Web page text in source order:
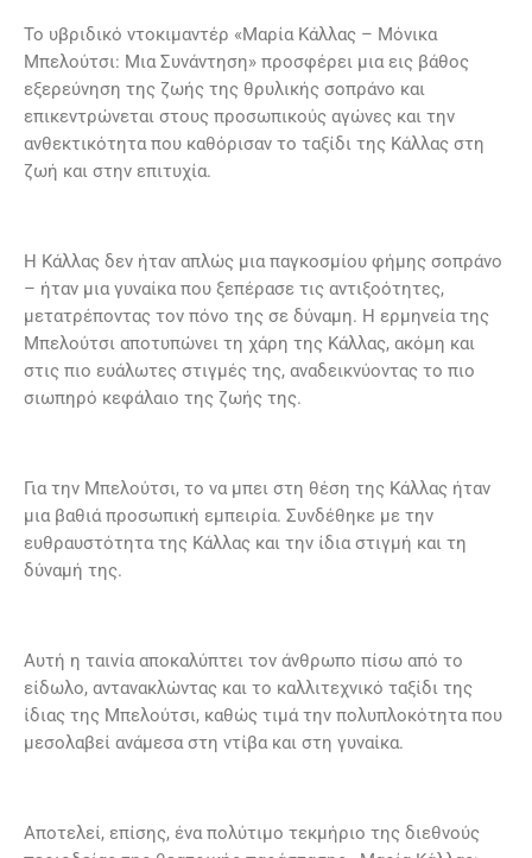
Το υβριδικό ντοκιμαντέρ «Μαρία Κάλλας – Μόνικα
Μπελούτσι: Μια Συνάντηση» προσφέρει μια εις βάθος
εξερεύνηση της ζωής της θρυλικής σοπράνο και
επικεντρώνεται στους προσωπικούς αγώνες και την
ανθεκτικότητα που καθόρισαν το ταξίδι της Κάλλας στη
ζωή και στην επιτυχία.
Η Κάλλας δεν ήταν απλώς μια παγκοσμίου φήμης σοπράνο
– ήταν μια γυναίκα που ξεπέρασε τις αντιξοότητες,
μετατρέποντας τον πόνο της σε δύναμη. Η ερμηνεία της
Μπελούτσι αποτυπώνει τη χάρη της Κάλλας, ακόμη και
στις πιο ευάλωτες στιγμές της, αναδεικνύοντας το πιο
σιωπηρό κεφάλαιο της ζωής της.
Για την Μπελούτσι, το να μπει στη θέση της Κάλλας ήταν
μια βαθιά προσωπική εμπειρία. Συνδέθηκε με την
ευθραυστότητα της Κάλλας και την ίδια στιγμή και τη
δύναμή της.
Αυτή η ταινία αποκαλύπτει τον άνθρωπο πίσω από το
είδωλο, αντανακλώντας και το καλλιτεχνικό ταξίδι της
ίδιας της Μπελούτσι, καθώς τιμά την πολυπλοκότητα που
μεσολαβεί ανάμεσα στη ντίβα και στη γυναίκα.
Αποτελεί, επίσης, ένα πολύτιμο τεκμήριο της διεθνούς